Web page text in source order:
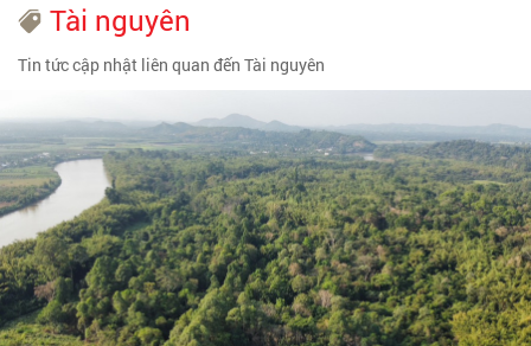
Tài nguyên
Tin tức cập nhật liên quan đến Tài nguyên